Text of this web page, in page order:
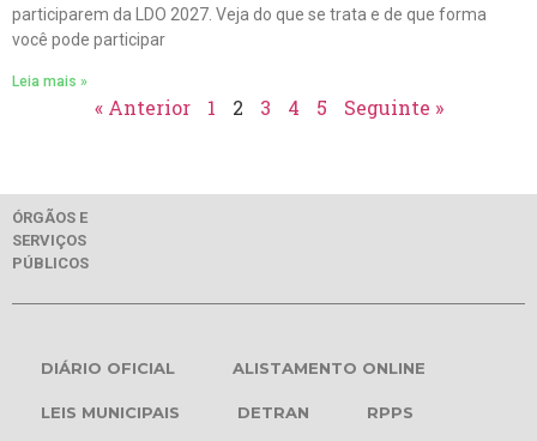
participarem da LDO 2027. Veja do que se trata e de que forma
você pode participar
Leia mais »
« Anterior 1 2 3 4 5 Seguinte »
ÓRGÃOS E
SERVIÇOS
PÚBLICOS
DIÁRIO OFICIAL ALISTAMENTO ONLINE
LEIS MUNICIPAIS DETRAN RPPS